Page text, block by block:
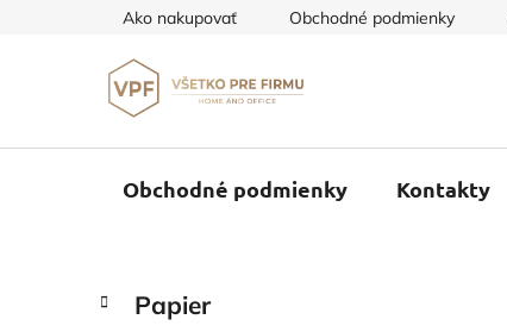
Ako nakupovať Obchodné podmienky
Obchodné podmienky Kontakty
B
kategórie
K
a
Papier